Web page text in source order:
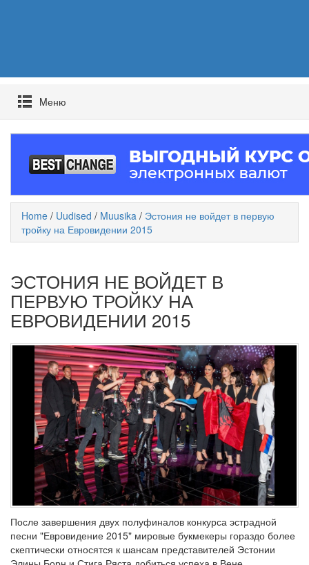
Mеню
Home / Uudised / Muusika / Эстония не войдет в первую
тройку на Евровидении 2015
ЭСТОНИЯ НЕ ВОЙДЕТ В
ПЕРВУЮ ТРОЙКУ НА
ЕВРОВИДЕНИИ 2015
После завершения двух полуфиналов конкурса эстрадной
песни "Евровидение 2015" мировые букмекеры гораздо более
скептически относятся к шансам представителей Эстонии